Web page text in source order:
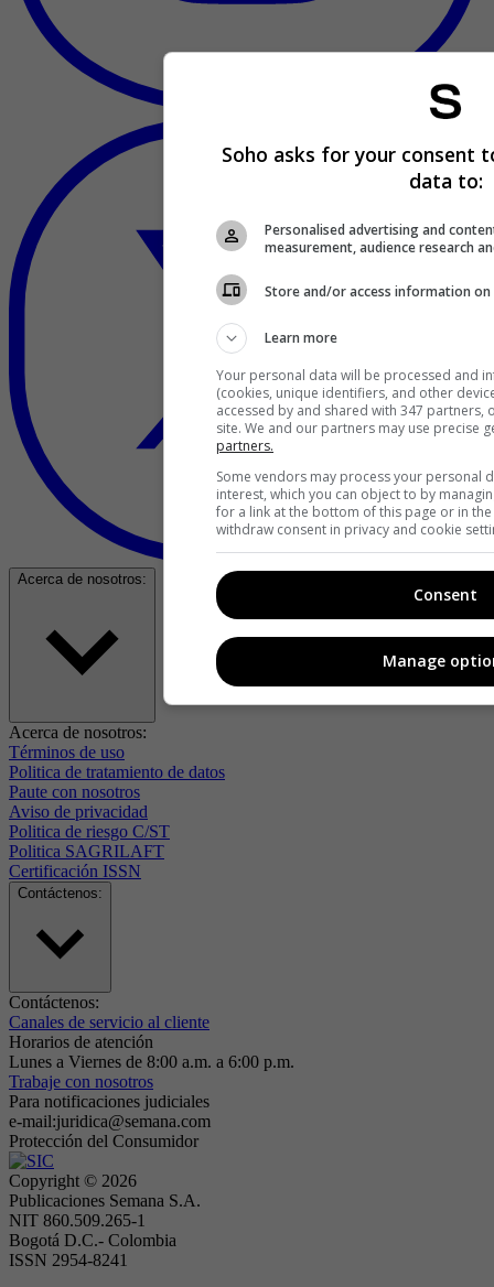
Acerca de nosotros:
Acerca de nosotros:
Términos de uso
Politica de tratamiento de datos
Paute con nosotros
Aviso de privacidad
Politica de riesgo C/ST
Politica SAGRILAFT
Certificación ISSN
Contáctenos:
Contáctenos:
Canales de servicio al cliente
Horarios de atención
Lunes a Viernes de 8:00 a.m. a 6:00 p.m.
Trabaje con nosotros
Para notificaciones judiciales
e-mail:juridica@semana.com
Protección del Consumidor
Copyright © 2026
Publicaciones Semana S.A.
NIT 860.509.265-1
Bogotá D.C.- Colombia
ISSN 2954-8241
Soho asks for your consent
data to:
Personalised advertising and
measurement, audience research
Store and/or access information on
Learn more
Your personal data will be processed and
(cookies, unique identifiers, and other
accessed by and shared with 347 partners,
site. We and our partners may use precise
partners.
Some vendors may process your personal
interest, which you can object to by
for a link at the bottom of this page or in
withdraw consent in privacy and cookie
Consent
Manage